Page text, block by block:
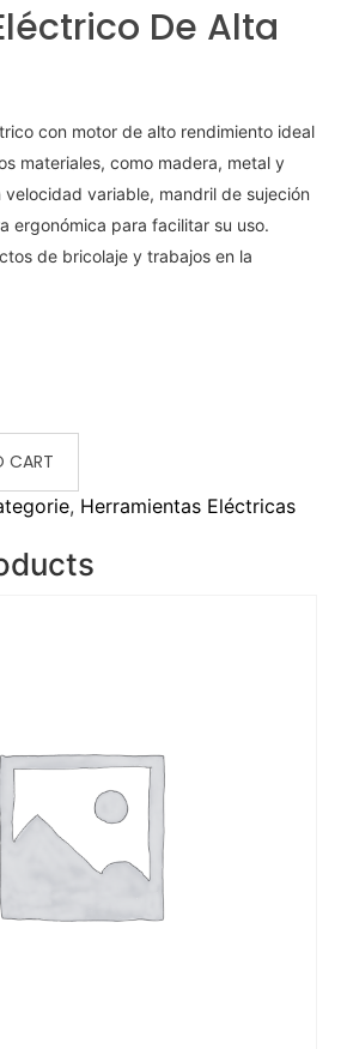
De Alta
con motor de alto rendimiento ideal
materiales, como madera, metal y
variable, mandril de sujeción
ergonómica para facilitar su uso.
de bricolaje y trabajos en la
CART
, Herramientas Eléctricas